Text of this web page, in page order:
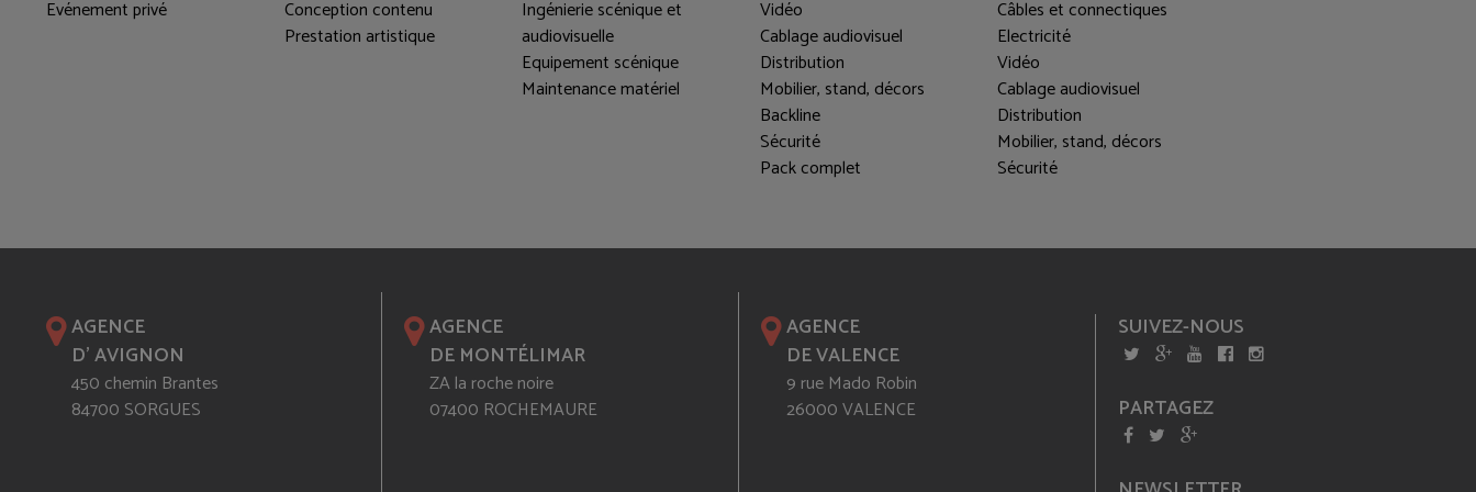
Evénement privé
Conception contenu
Prestation artistique
Ingénierie scénique et
audiovisuelle
Equipement scénique
Maintenance matériel
Vidéo
Cablage audiovisuel
Distribution
Mobilier, stand, décors
Backline
Sécurité
Pack complet
Câbles et connectiques
Electricité
Vidéo
Cablage audiovisuel
Distribution
Mobilier, stand, décors
Sécurité
AGENCE
D' AVIGNON
450 chemin Brantes
84700 SORGUES
AGENCE
DE MONTÉLIMAR
ZA la roche noire
07400 ROCHEMAURE
AGENCE
DE VALENCE
9 rue Mado Robin
26000 VALENCE
SUIVEZ-NOUS
PARTAGEZ